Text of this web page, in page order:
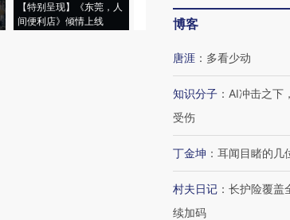
【特别呈现】《东莞，人
间便利店》倾情上线
会，让数智科技“链”接产
【特
博客
唐涯 ： 多看少动
知识分子 ： AI冲击之下
受伤
丁金坤 ： 耳闻目睹的几
村夫日记 ： 长护险覆盖
续加码